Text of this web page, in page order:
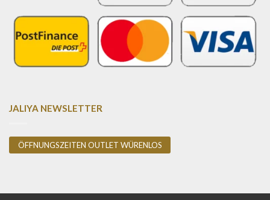
JALIYA NEWSLETTER
ÖFFNUNGSZEITEN OUTLET WÜRENLOS